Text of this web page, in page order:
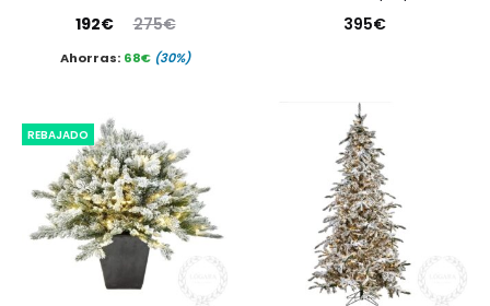
275€
El
precio
era:
275€.
192€
El
precio
es:
192€.
Ahorras: 68€ (30%)
395€
REBAJADO